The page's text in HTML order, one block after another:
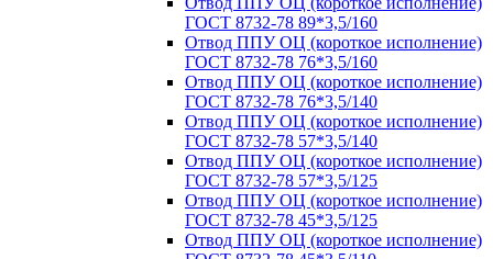
ГОСТ 8732-78 89*3,5/160
Отвод ППУ ОЦ (короткое исполнение)
ГОСТ 8732-78 76*3,5/160
Отвод ППУ ОЦ (короткое исполнение)
ГОСТ 8732-78 76*3,5/140
Отвод ППУ ОЦ (короткое исполнение)
ГОСТ 8732-78 57*3,5/140
Отвод ППУ ОЦ (короткое исполнение)
ГОСТ 8732-78 57*3,5/125
Отвод ППУ ОЦ (короткое исполнение)
ГОСТ 8732-78 45*3,5/125
Отвод ППУ ОЦ (короткое исполнение)